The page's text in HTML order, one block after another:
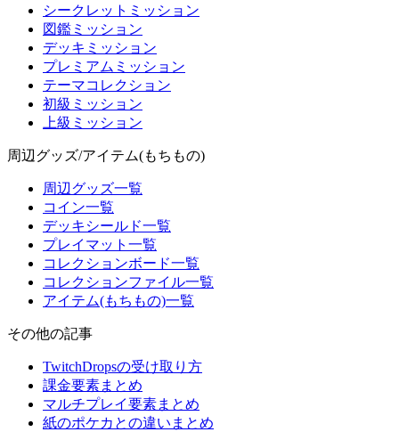
シークレットミッション
図鑑ミッション
デッキミッション
プレミアムミッション
テーマコレクション
初級ミッション
上級ミッション
周辺グッズ/アイテム(もちもの)
周辺グッズ一覧
コイン一覧
デッキシールド一覧
プレイマット一覧
コレクションボード一覧
コレクションファイル一覧
アイテム(もちもの)一覧
その他の記事
TwitchDropsの受け取り方
課金要素まとめ
マルチプレイ要素まとめ
紙のポケカとの違いまとめ